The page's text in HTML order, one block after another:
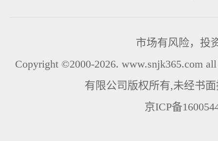
市场有风险，投
Copyright ©2000-2026. www.snjk365.com
有限公司版权所有,未经书
京ICP备